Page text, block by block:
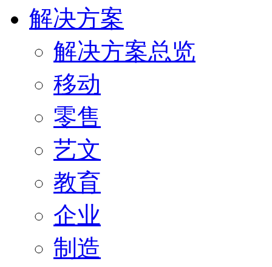
解决方案
解决方案总览
移动
零售
艺文
教育
企业
制造